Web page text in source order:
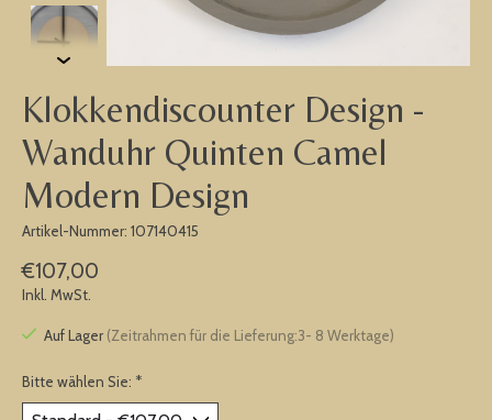
Klokkendiscounter Design -
Wanduhr Quinten Camel
Modern Design
Artikel-Nummer: 107140415
€107,00
Inkl. MwSt.
Auf Lager (Zeitrahmen für die Lieferung:3- 8 Werktage)
Bitte wählen Sie: *